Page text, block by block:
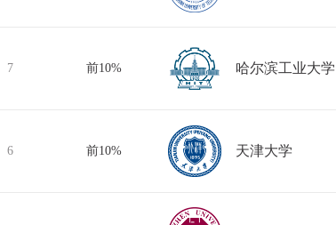
7 前10% 哈尔滨工业大学
6 前10% 天津大学